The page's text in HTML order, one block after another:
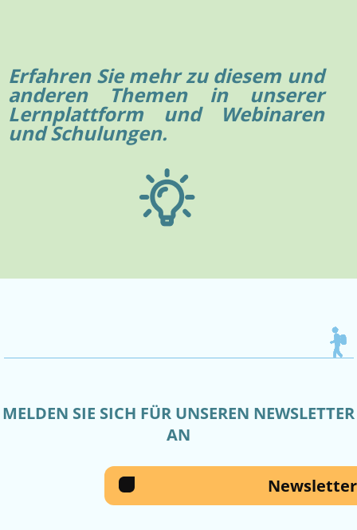
Erfahren Sie mehr zu diesem und
anderen Themen in unserer
Lernplattform und Webinaren
und Schulungen.
MELDEN SIE SICH FÜR UNSEREN NEWSLETTER
AN
Newsletter